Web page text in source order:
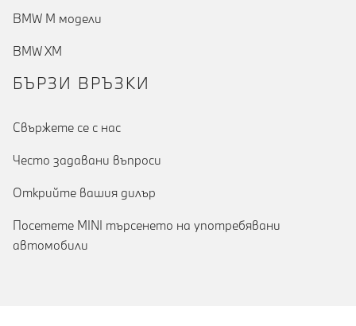
BMW M модели
BMW XM
БЪРЗИ ВРЪЗКИ
Cвържете се с нас
Често задавани въпроси
Открийте вашия дилър
Посетете MINI търсенето на употребявани
автомобили